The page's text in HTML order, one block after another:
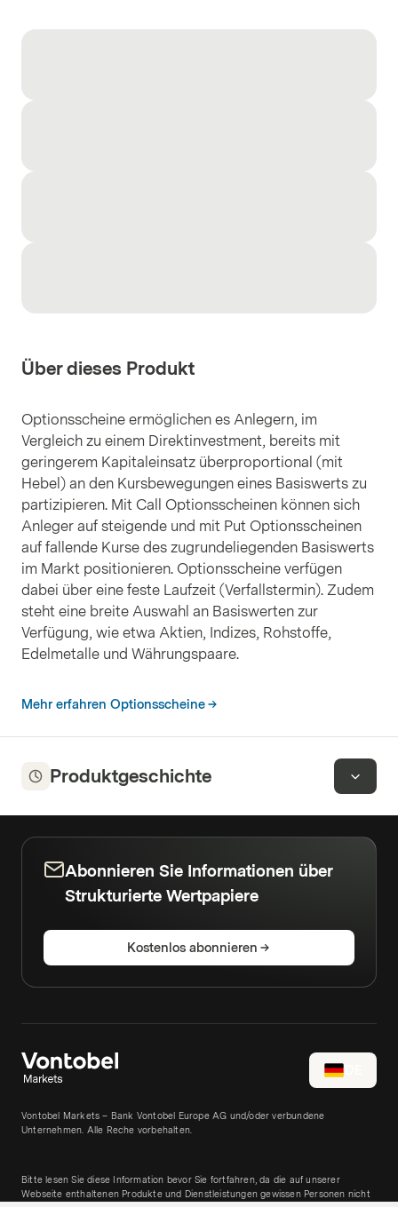
Über dieses Produkt
Optionsscheine ermöglichen es Anlegern, im
Vergleich zu einem Direktinvestment, bereits mit
geringerem Kapitaleinsatz überproportional (mit
Hebel) an den Kursbewegungen eines Basiswerts zu
partizipieren. Mit Call Optionsscheinen können sich
Anleger auf steigende und mit Put Optionsscheinen
auf fallende Kurse des zugrundeliegenden Basiswerts
im Markt positionieren. Optionsscheine verfügen
dabei über eine feste Laufzeit (Verfallstermin). Zudem
steht eine breite Auswahl an Basiswerten zur
Verfügung, wie etwa Aktien, Indizes, Rohstoffe,
Edelmetalle und Währungspaare.
Mehr erfahren Optionsscheine
Produktgeschichte
Abonnieren Sie Informationen über
Strukturierte Wertpapiere
Kostenlos abonnieren
Vontobel Markets – Bank Vontobel Europe AG und/oder verbundene
Unternehmen. Alle Reche vorbehalten.
Bitte lesen Sie diese Information bevor Sie fortfahren, da die auf unserer
Webseite enthaltenen Produkte und Dienstleistungen gewissen Personen nicht